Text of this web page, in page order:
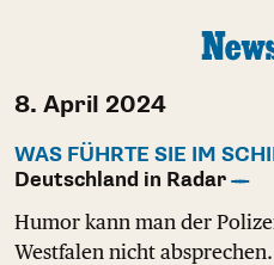
8. April 2024
WAS FÜHRTE SIE IM
Deutschland in Radar
Humor kann man der
Westfalen nicht